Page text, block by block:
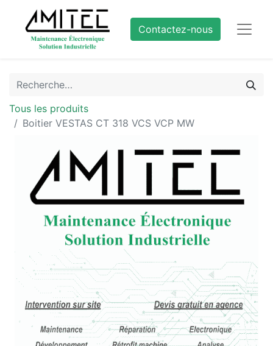
Contactez-nous
Tous les produits
Boitier VESTAS CT 318 VCS VCP MW